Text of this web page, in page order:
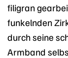
filigran
funkelnden
durch seine
Armband